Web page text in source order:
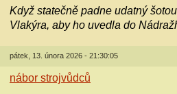
Když statečně padne udatný
Vlakýra, aby ho uvedla do
pátek, 13. února 2026 - 21:30:05
nábor strojvůdců